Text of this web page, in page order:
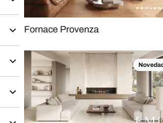
Fornace Provenza